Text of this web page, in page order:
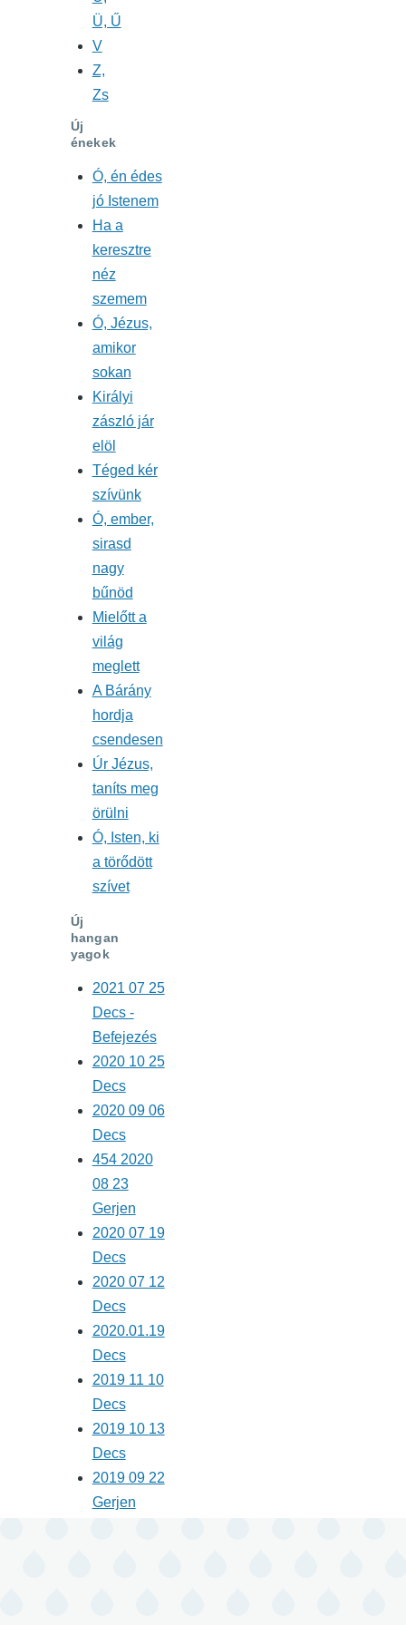
Ü, Ű
V
Z,
Zs
Új
énekek
Ó, én édes
jó Istenem
Ha a
keresztre
néz
szemem
Ó, Jézus,
amikor
sokan
Királyi
zászló jár
elöl
Téged kér
szívünk
Ó, ember,
sirasd
nagy
bűnöd
Mielőtt a
világ
meglett
A Bárány
hordja
csendesen
Úr Jézus,
taníts meg
örülni
Ó, Isten, ki
a törődött
szívet
Új
hangan
yagok
2021 07 25
Decs -
Befejezés
2020 10 25
Decs
2020 09 06
Decs
454 2020
08 23
Gerjen
2020 07 19
Decs
2020 07 12
Decs
2020.01.19
Decs
2019 11 10
Decs
2019 10 13
Decs
2019 09 22
Gerjen